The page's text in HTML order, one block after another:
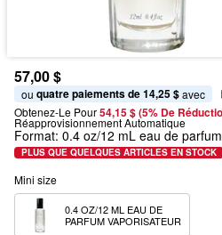
57,00 $
ou quatre paiements de 14,25 $ avec
Obtenez-Le Pour54,15 $ (5% De
Réapprovisionnement Automatique
Format: 0.4 oz/12 mL eau de
PLUS QUE QUELQUES ARTICLES EN STOCK
Mini size
0.4 OZ/12 ML EAU DE
PARFUM VAPORISATEUR